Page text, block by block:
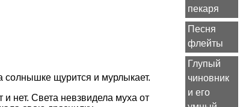
пекаря
Песня
флейты
Глупый
чиновник
и его
солнышке щурится и мурлыкает.
нет. Света невзвидела муха от